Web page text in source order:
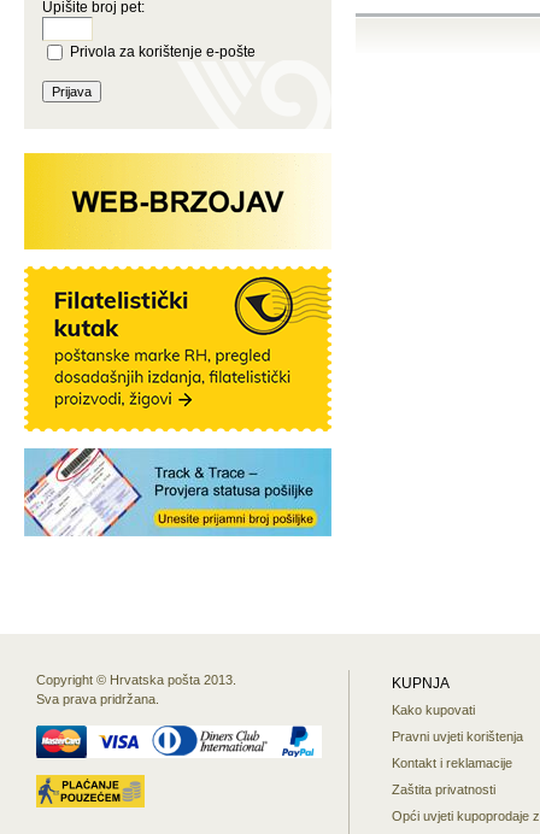
Upišite broj pet:
Privola za korištenje e-pošte
Copyright © Hrvatska pošta 2013.
Sva prava pridržana.
KUPNJA
Kako kupovati
Pravni uvjeti korištenja
Kontakt i reklamacije
Zaštita privatnosti
Opći uvjeti kupoprodaje